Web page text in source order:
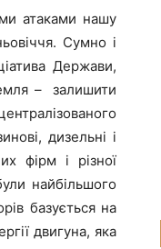
атаками нашу
Сумно і
Держави,
– залишити
дизельні і
фірм і різної
найбільшого
базується на
двигуна, яка